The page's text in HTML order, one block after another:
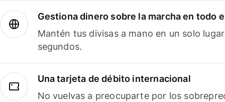
Gestiona dinero sobre la marcha en todo
Mantén tus divisas a mano en un solo
segundos.
Una tarjeta de débito internacional
No vuelvas a preocuparte por los